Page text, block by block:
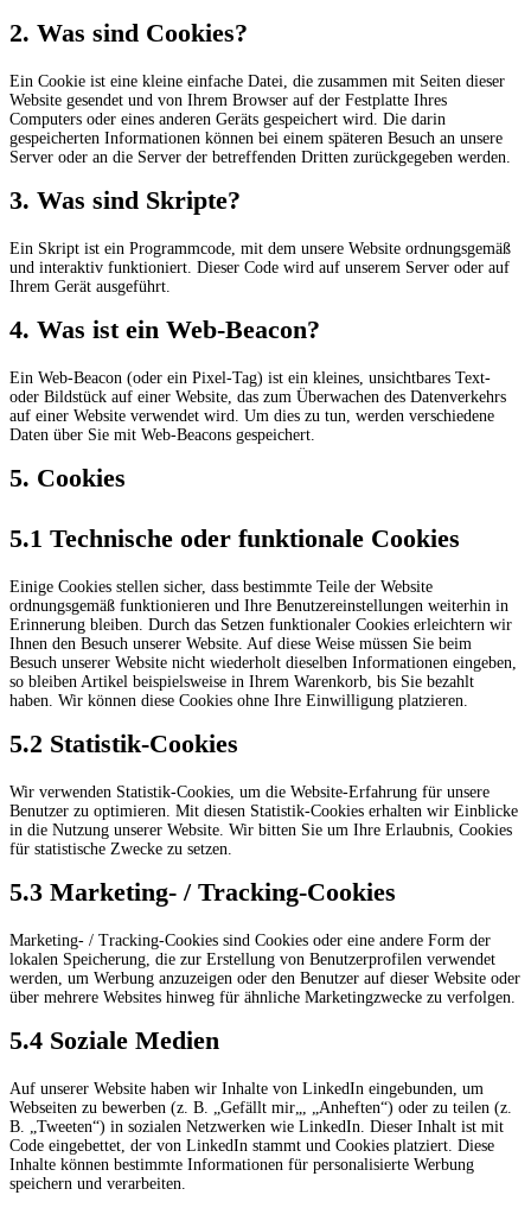
2. Was sind Cookies?
Ein Cookie ist eine kleine einfache Datei, die zusammen mit Seiten dieser
Website gesendet und von Ihrem Browser auf der Festplatte Ihres
Computers oder eines anderen Geräts gespeichert wird. Die darin
gespeicherten Informationen können bei einem späteren Besuch an unsere
Server oder an die Server der betreffenden Dritten zurückgegeben werden.
3. Was sind Skripte?
Ein Skript ist ein Programmcode, mit dem unsere Website ordnungsgemäß
und interaktiv funktioniert. Dieser Code wird auf unserem Server oder auf
Ihrem Gerät ausgeführt.
4. Was ist ein Web-Beacon?
Ein Web-Beacon (oder ein Pixel-Tag) ist ein kleines, unsichtbares Text-
oder Bildstück auf einer Website, das zum Überwachen des Datenverkehrs
auf einer Website verwendet wird. Um dies zu tun, werden verschiedene
Daten über Sie mit Web-Beacons gespeichert.
5. Cookies
5.1 Technische oder funktionale Cookies
Einige Cookies stellen sicher, dass bestimmte Teile der Website
ordnungsgemäß funktionieren und Ihre Benutzereinstellungen weiterhin in
Erinnerung bleiben. Durch das Setzen funktionaler Cookies erleichtern wir
Ihnen den Besuch unserer Website. Auf diese Weise müssen Sie beim
Besuch unserer Website nicht wiederholt dieselben Informationen eingeben,
so bleiben Artikel beispielsweise in Ihrem Warenkorb, bis Sie bezahlt
haben. Wir können diese Cookies ohne Ihre Einwilligung platzieren.
5.2 Statistik-Cookies
Wir verwenden Statistik-Cookies, um die Website-Erfahrung für unsere
Benutzer zu optimieren. Mit diesen Statistik-Cookies erhalten wir Einblicke
in die Nutzung unserer Website. Wir bitten Sie um Ihre Erlaubnis, Cookies
für statistische Zwecke zu setzen.
5.3 Marketing- / Tracking-Cookies
Marketing- / Tracking-Cookies sind Cookies oder eine andere Form der
lokalen Speicherung, die zur Erstellung von Benutzerprofilen verwendet
werden, um Werbung anzuzeigen oder den Benutzer auf dieser Website oder
über mehrere Websites hinweg für ähnliche Marketingzwecke zu verfolgen.
5.4 Soziale Medien
Auf unserer Website haben wir Inhalte von LinkedIn eingebunden, um
Webseiten zu bewerben (z. B. „Gefällt mir„, „Anheften“) oder zu teilen (z.
B. „Tweeten“) in sozialen Netzwerken wie LinkedIn. Dieser Inhalt ist mit
Code eingebettet, der von LinkedIn stammt und Cookies platziert. Diese
Inhalte können bestimmte Informationen für personalisierte Werbung
speichern und verarbeiten.